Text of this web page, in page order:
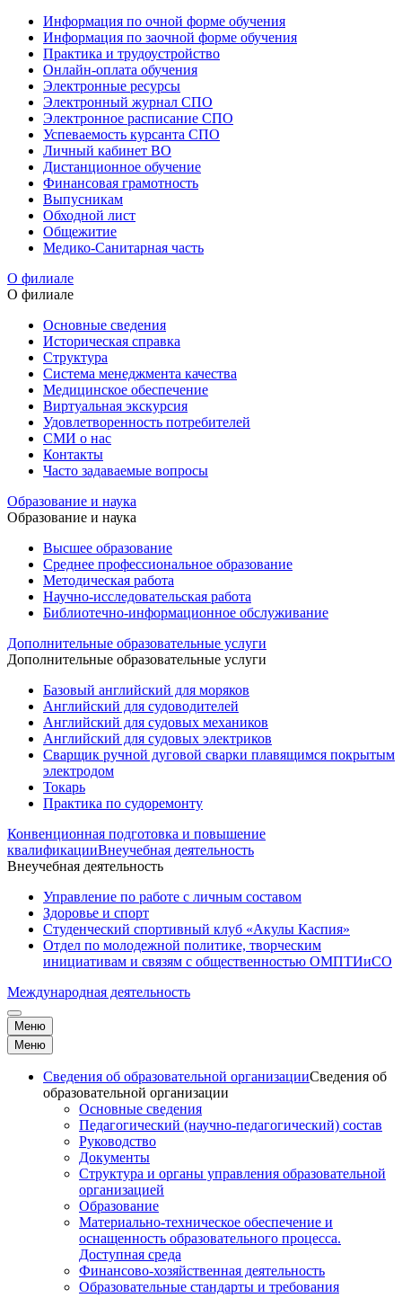
Информация по очной форме обучения
Информация по заочной форме обучения
Практика и трудоустройство
Онлайн-оплата обучения
Электронные ресурсы
Электронный журнал СПО
Электронное расписание СПО
Успеваемость курсанта СПО
Личный кабинет ВО
Дистанционное обучение
Финансовая грамотность
Выпусникам
Обходной лист
Общежитие
Медико-Санитарная часть
О филиале
О филиале
Основные сведения
Историческая справка
Структура
Система менеджмента качества
Медицинское обеспечение
Виртуальная экскурсия
Удовлетворенность потребителей
СМИ о нас
Контакты
Часто задаваемые вопросы
Образование и наука
Образование и наука
Высшее образование
Среднее профессиональное образование
Методическая работа
Научно-исследовательская работа
Библиотечно-информационное обслуживание
Дополнительные образовательные услуги
Дополнительные образовательные услуги
Базовый английский для моряков
Английский для судоводителей
Английский для судовых механиков
Английский для судовых электриков
Cварщик ручной дуговой сварки плавящимся покрытым
электродом
Токарь
Практика по судоремонту
Конвенционная подготовка и повышение
квалификацииВнеучебная деятельность
Внеучебная деятельность
Управление по работе с личным составом
Здоровье и спорт
Студенческий спортивный клуб «Акулы Каспия»
Отдел по молодежной политике, творческим
инициативам и связям с общественностью ОМПТИиСО
Международная деятельность
Меню
Меню
Сведения об образовательной организацииСведения об
образовательной организации
Основные сведения
Педагогический (научно-педагогический) состав
Руководство
Документы
Структура и органы управления образовательной
организацией
Образование
Материально-техническое обеспечение и
оснащенность образовательного процесса.
Доступная среда
Финансово-хозяйственная деятельность
Образовательные стандарты и требования